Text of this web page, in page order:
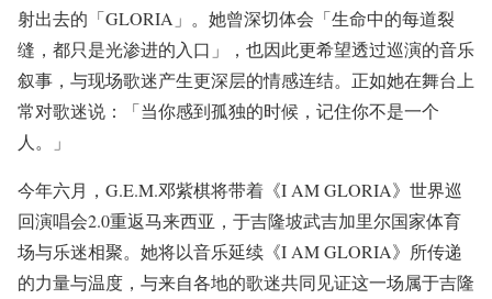
射出去的「GLORIA」。她曾深切体会「生命中的每道裂
缝，都只是光渗进的入口」，也因此更希望透过巡演的音乐
叙事，与现场歌迷产生更深层的情感连结。正如她在舞台上
常对歌迷说：「当你感到孤独的时候，记住你不是一个
人。」
今年六月，G.E.M.邓紫棋将带着《I AM GLORIA》世界巡
回演唱会2.0重返马来西亚，于吉隆坡武吉加里尔国家体育
场与乐迷相聚。她将以音乐延续《I AM GLORIA》所传递
的力量与温度，与来自各地的歌迷共同见证这一场属于吉隆